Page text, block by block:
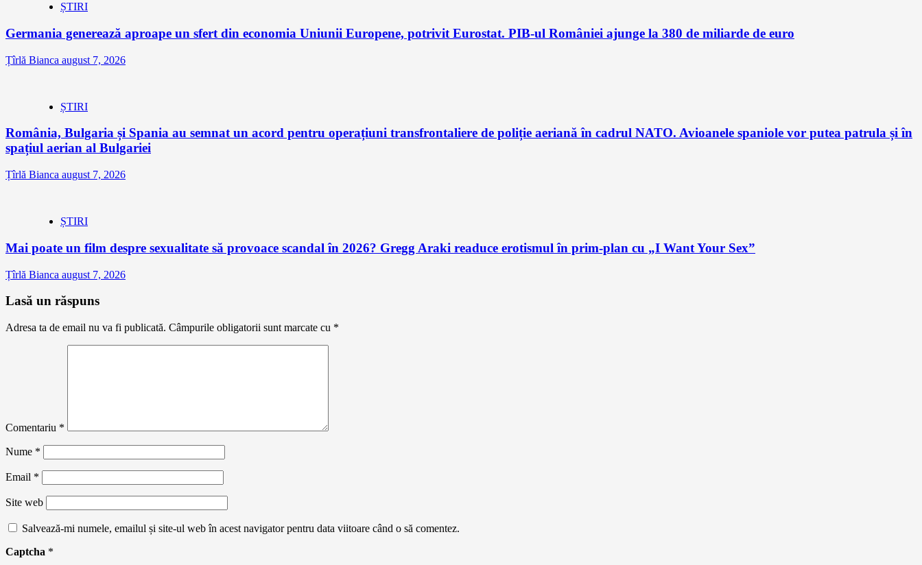
ȘTIRI
Germania generează aproape un sfert din economia Uniunii Europene, potrivit Eurostat. PIB-ul României ajunge la 380 de miliarde de euro
Țîrlă Bianca august 7, 2026
ȘTIRI
România, Bulgaria și Spania au semnat un acord pentru operațiuni transfrontaliere de poliție aeriană în cadrul NATO. Avioanele spaniole vor putea patrula și în
spațiul aerian al Bulgariei
Țîrlă Bianca august 7, 2026
ȘTIRI
Mai poate un film despre sexualitate să provoace scandal în 2026? Gregg Araki readuce erotismul în prim-plan cu „I Want Your Sex”
Țîrlă Bianca august 7, 2026
Lasă un răspuns
Adresa ta de email nu va fi publicată. Câmpurile obligatorii sunt marcate cu *
Comentariu *
Nume *
Email *
Site web
Salvează-mi numele, emailul și site-ul web în acest navigator pentru data viitoare când o să comentez.
Captcha *